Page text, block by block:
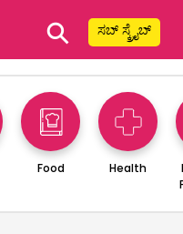
⚲ ಸಬ್ ಸ್ಕ್ರೈಬ್
Food Health